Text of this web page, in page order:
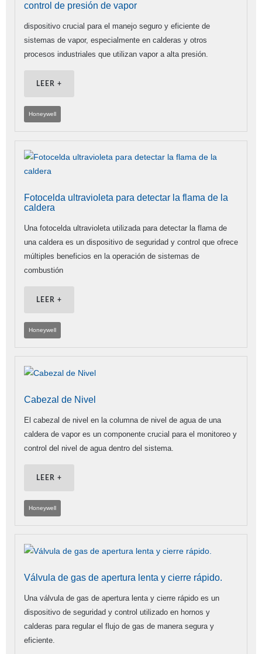
control de presión de vapor
dispositivo crucial para el manejo seguro y eficiente de
sistemas de vapor, especialmente en calderas y otros
procesos industriales que utilizan vapor a alta presión.
LEER +
Honeywell
Fotocelda ultravioleta para detectar la flama de la
caldera
Una fotocelda ultravioleta utilizada para detectar la flama de
una caldera es un dispositivo de seguridad y control que ofrece
múltiples beneficios en la operación de sistemas de
combustión
LEER +
Honeywell
Cabezal de Nivel
El cabezal de nivel en la columna de nivel de agua de una
caldera de vapor es un componente crucial para el monitoreo y
control del nivel de agua dentro del sistema.
LEER +
Honeywell
Válvula de gas de apertura lenta y cierre rápido.
Una válvula de gas de apertura lenta y cierre rápido es un
dispositivo de seguridad y control utilizado en hornos y
calderas para regular el flujo de gas de manera segura y
eficiente.